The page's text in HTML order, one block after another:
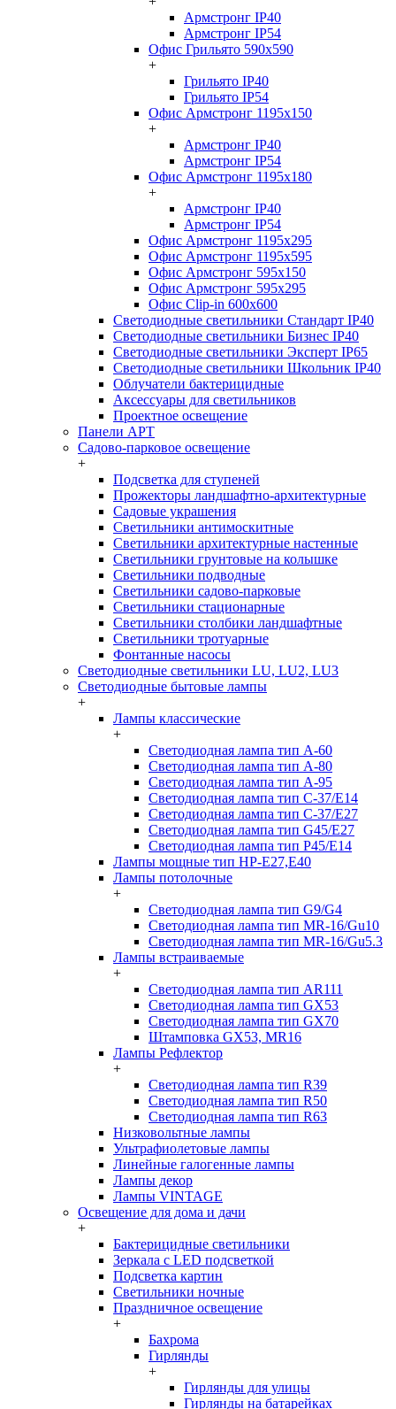
Армстронг IP40
Армстронг IP54
Офис Грильято 590x590
+
Грильято IP40
Грильято IP54
Офис Армстронг 1195x150
+
Армстронг IP40
Армстронг IP54
Офис Армстронг 1195x180
+
Армстронг IP40
Армстронг IP54
Офис Армстронг 1195x295
Офис Армстронг 1195x595
Офис Армстронг 595x150
Офис Армстронг 595x295
Офис Clip-in 600x600
Светодиодные светильники Стандарт IP40
Светодиодные светильники Бизнес IP40
Светодиодные светильники Эксперт IP65
Светодиодные светильники Школьник IP40
Облучатели бактерицидные
Аксессуары для светильников
Проектное освещение
Панели АРТ
Садово-парковое освещение
+
Подсветка для ступеней
Прожекторы ландшафтно-архитектурные
Садовые украшения
Светильники антимоскитные
Светильники архитектурные настенные
Светильники грунтовые на колышке
Светильники подводные
Светильники садово-парковые
Светильники стационарные
Светильники столбики ландшафтные
Светильники тротуарные
Фонтанные насосы
Светодиодные светильники LU, LU2, LU3
Светодиодные бытовые лампы
+
Лампы классические
+
Светодиодная лампа тип A-60
Светодиодная лампа тип A-80
Светодиодная лампа тип A-95
Светодиодная лампа тип C-37/Е14
Светодиодная лампа тип C-37/Е27
Светодиодная лампа тип G45/E27
Светодиодная лампа тип P45/E14
Лампы мощные тип HP-E27,E40
Лампы потолочные
+
Светодиодная лампа тип G9/G4
Светодиодная лампа тип MR-16/Gu10
Светодиодная лампа тип MR-16/Gu5.3
Лампы встраиваемые
+
Светодиодная лампа тип AR111
Светодиодная лампа тип GX53
Светодиодная лампа тип GX70
Штамповка GX53, MR16
Лампы Рефлектор
+
Светодиодная лампа тип R39
Светодиодная лампа тип R50
Светодиодная лампа тип R63
Низковольтные лампы
Ультрафиолетовые лампы
Линейные галогенные лампы
Лампы декор
Лампы VINTAGE
Освещение для дома и дачи
+
Бактерицидные светильники
Зеркала с LED подсветкой
Подсветка картин
Светильники ночные
Праздничное освещение
+
Бахрома
Гирлянды
+
Гирлянды для улицы
Гирлянды на батарейках